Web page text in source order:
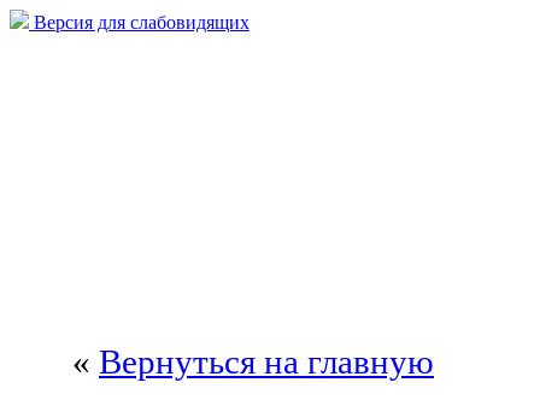
Версия для слабовидящих
« Вернуться на главную